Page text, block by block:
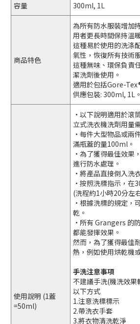
容量 300ml, 1L
商品特色
為所有防水服裝增加
用者更長時間保持溫
這種易於使用的洗涤
氣性，恢復所有技術
這種無味、環保負責
潔洗劑後使用。
適用於包括Gore-
供應包裝: 300ml, 1L。
使用說明 (1蓋
=50ml)
•以下說明適用於滾
立式洗衣機洗劑用量
•每件大型物品或兩
滿瓶蓋的量100ml。
•為了獲得最佳效果
進行防水處理。
•將產品直接倒入洗
•按照洗標指示，在
(洗程約1小時20分左
•根據洗標的規定，
乾。
•所有 Grangers 的
都能發揮效果。
然而，為了獲得最佳
熱，例如使用烘乾機
手洗注意事項
不建議手洗(機洗效果
以下方式
1.注意洗標標示
2.帶洗衣手套
3.將衣物清洗乾淨